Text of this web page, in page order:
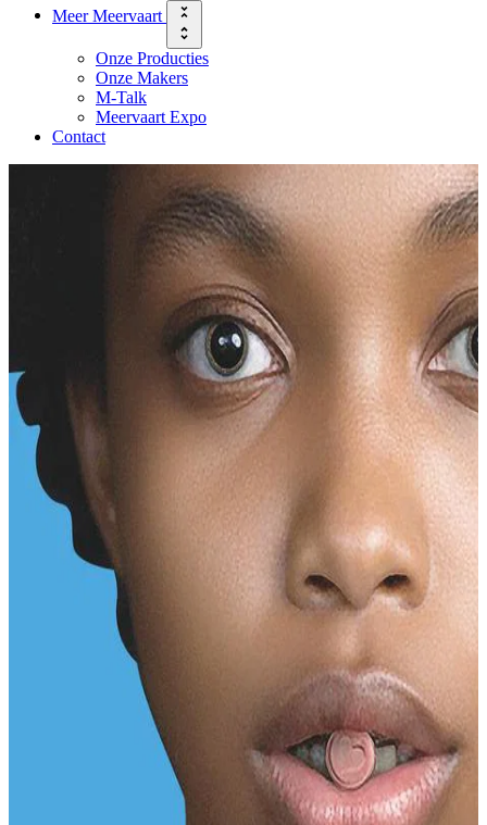
Meer Meervaart
Onze Producties
Onze Makers
M-Talk
Meervaart Expo
Contact